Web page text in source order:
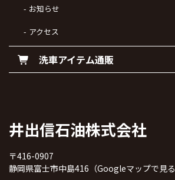
お知らせ
アクセス
洗車アイテム通販
井出信石油株式会社
〒416-0907
静岡県富士市中島416（Googleマップで見る